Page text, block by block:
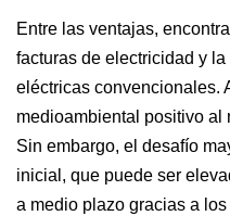
Entre las ventajas,
facturas de electricidad y
eléctricas convencionales.
medioambiental positivo al
Sin embargo, el desafío
inicial, que puede ser
a medio plazo gracias a